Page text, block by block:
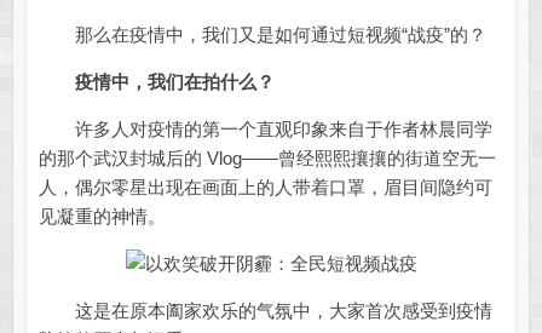
那么在疫情中，我们又是如何通过短视频“战疫”的？
疫情中，我们在拍什么？
许多人对疫情的第一个直观印象来自于作者林晨同学
的那个武汉封城后的 Vlog——曾经熙熙攘攘的街道空无一
人，偶尔零星出现在画面上的人带着口罩，眉目间隐约可
见凝重的神情。
这是在原本阖家欢乐的气氛中，大家首次感受到疫情